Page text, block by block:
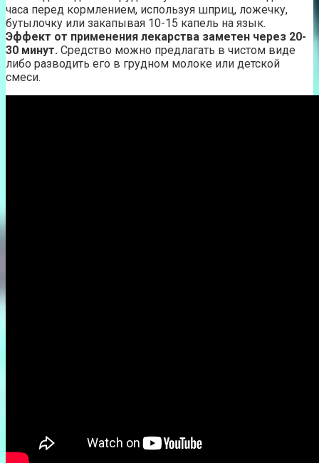
часа перед кормлением, используя шприц, ложечку,
бутылочку или закапывая 10-15 капель на язык.
Эффект от применения лекарства заметен через 20-
30 минут. Средство можно предлагать в чистом виде
либо разводить его в грудном молоке или детской
смеси.